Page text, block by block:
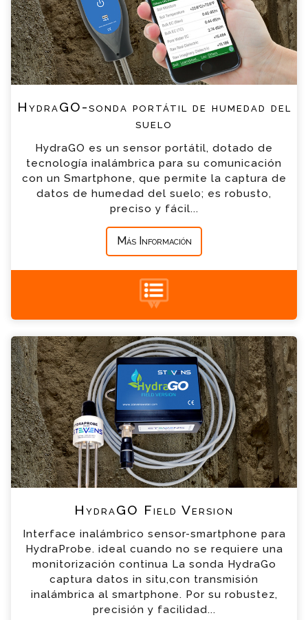
HydraGO-sonda portátil de humedad del
suelo
HydraGO es un sensor portátil, dotado de
tecnología inalámbrica para su comunicación
con un Smartphone, que permite la captura de
datos de humedad del suelo; es robusto,
preciso y fácil...
Más Información
Nombre
Email
Teléfono
*
Empresa
*
Mensaje
*
+34 935 900 007
HydraGO Field Version
Interface inalámbrico sensor-smartphone para
HydraProbe. ideal cuando no se requiere una
monitorización continua La sonda HydraGo
captura datos in situ,con transmisión
inalámbrica al smartphone. Por su robustez,
precisión y facilidad...
HydraGO Field Version Consulta
Por favor completa el formulario, un miembro
de nuestro equipo contactara contigo en
breve
Nombre
*
Email
*
Empresa
*
Mensaje
*